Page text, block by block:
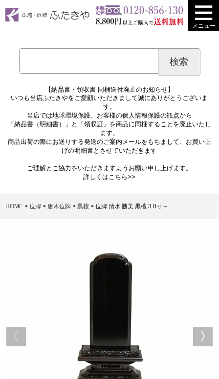
メニュー
【納品書・領収書 同梱送付廃止のお知らせ】
いつも当店ふたきやをご愛顧いただきまして誠にありがとうございま
す。
当店では地球環境保護、お客様の個人情報保護の観点から
「納品書（明細書）」と「領収証」を商品に同梱することを廃止いたし
ます。
商品出荷の際にお送りする発送のご案内メールをもちまして、お買い上
げの明細書とさせていただきます
ご理解とご協力をいただきますようお願い申し上げます。
詳しくはこちら>>
HOME 位牌 唐木位牌 黒檀 位牌 清水 勝美 黒檀 3.0寸～